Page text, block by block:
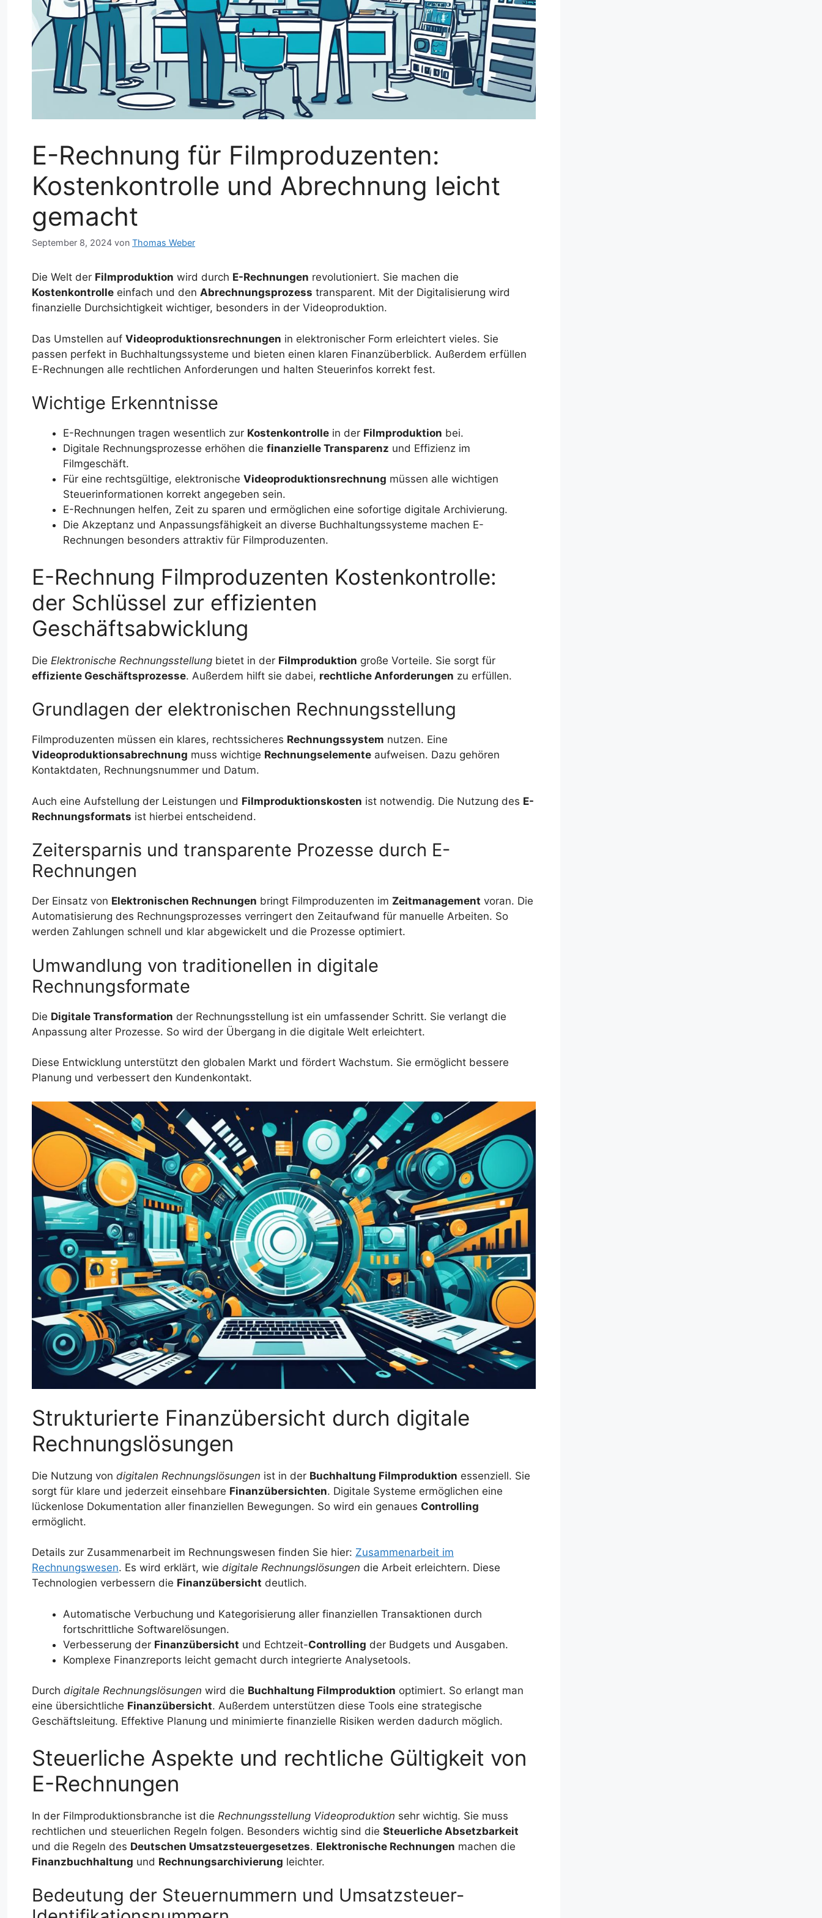
E-Rechnung für Filmproduzenten:
Kostenkontrolle und Abrechnung leicht
gemacht
September 8, 2024 von Thomas Weber
Die Welt der Filmproduktion wird durch E-Rechnungen revolutioniert. Sie machen die
Kostenkontrolle einfach und den Abrechnungsprozess transparent. Mit der Digitalisierung wird
finanzielle Durchsichtigkeit wichtiger, besonders in der Videoproduktion.
Das Umstellen auf Videoproduktionsrechnungen in elektronischer Form erleichtert vieles. Sie
passen perfekt in Buchhaltungssysteme und bieten einen klaren Finanzüberblick. Außerdem erfüllen
E-Rechnungen alle rechtlichen Anforderungen und halten Steuerinfos korrekt fest.
Wichtige Erkenntnisse
E-Rechnungen tragen wesentlich zur Kostenkontrolle in der Filmproduktion bei.
Digitale Rechnungsprozesse erhöhen die finanzielle Transparenz und Effizienz im
Filmgeschäft.
Für eine rechtsgültige, elektronische Videoproduktionsrechnung müssen alle wichtigen
Steuerinformationen korrekt angegeben sein.
E-Rechnungen helfen, Zeit zu sparen und ermöglichen eine sofortige digitale Archivierung.
Die Akzeptanz und Anpassungsfähigkeit an diverse Buchhaltungssysteme machen E-
Rechnungen besonders attraktiv für Filmproduzenten.
E-Rechnung Filmproduzenten Kostenkontrolle:
der Schlüssel zur effizienten
Geschäftsabwicklung
Die Elektronische Rechnungsstellung bietet in der Filmproduktion große Vorteile. Sie sorgt für
effiziente Geschäftsprozesse. Außerdem hilft sie dabei, rechtliche Anforderungen zu erfüllen.
Grundlagen der elektronischen Rechnungsstellung
Filmproduzenten müssen ein klares, rechtssicheres Rechnungssystem nutzen. Eine
Videoproduktionsabrechnung muss wichtige Rechnungselemente aufweisen. Dazu gehören
Kontaktdaten, Rechnungsnummer und Datum.
Auch eine Aufstellung der Leistungen und Filmproduktionskosten ist notwendig. Die Nutzung des E-
Rechnungsformats ist hierbei entscheidend.
Zeitersparnis und transparente Prozesse durch E-
Rechnungen
Der Einsatz von Elektronischen Rechnungen bringt Filmproduzenten im Zeitmanagement voran. Die
Automatisierung des Rechnungsprozesses verringert den Zeitaufwand für manuelle Arbeiten. So
werden Zahlungen schnell und klar abgewickelt und die Prozesse optimiert.
Umwandlung von traditionellen in digitale
Rechnungsformate
Die Digitale Transformation der Rechnungsstellung ist ein umfassender Schritt. Sie verlangt die
Anpassung alter Prozesse. So wird der Übergang in die digitale Welt erleichtert.
Diese Entwicklung unterstützt den globalen Markt und fördert Wachstum. Sie ermöglicht bessere
Planung und verbessert den Kundenkontakt.
Strukturierte Finanzübersicht durch digitale
Rechnungslösungen
Die Nutzung von digitalen Rechnungslösungen ist in der Buchhaltung Filmproduktion essenziell. Sie
sorgt für klare und jederzeit einsehbare Finanzübersichten. Digitale Systeme ermöglichen eine
lückenlose Dokumentation aller finanziellen Bewegungen. So wird ein genaues Controlling
ermöglicht.
Details zur Zusammenarbeit im Rechnungswesen finden Sie hier: Zusammenarbeit im
Rechnungswesen. Es wird erklärt, wie digitale Rechnungslösungen die Arbeit erleichtern. Diese
Technologien verbessern die Finanzübersicht deutlich.
Automatische Verbuchung und Kategorisierung aller finanziellen Transaktionen durch
fortschrittliche Softwarelösungen.
Verbesserung der Finanzübersicht und Echtzeit-Controlling der Budgets und Ausgaben.
Komplexe Finanzreports leicht gemacht durch integrierte Analysetools.
Durch digitale Rechnungslösungen wird die Buchhaltung Filmproduktion optimiert. So erlangt man
eine übersichtliche Finanzübersicht. Außerdem unterstützen diese Tools eine strategische
Geschäftsleitung. Effektive Planung und minimierte finanzielle Risiken werden dadurch möglich.
Steuerliche Aspekte und rechtliche Gültigkeit von
E-Rechnungen
In der Filmproduktionsbranche ist die Rechnungsstellung Videoproduktion sehr wichtig. Sie muss
rechtlichen und steuerlichen Regeln folgen. Besonders wichtig sind die Steuerliche Absetzbarkeit
und die Regeln des Deutschen Umsatzsteuergesetzes. Elektronische Rechnungen machen die
Finanzbuchhaltung und Rechnungsarchivierung leichter.
Bedeutung der Steuernummern und Umsatzsteuer-